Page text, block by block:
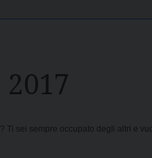
? Ti sei sempre occupato degli altri e